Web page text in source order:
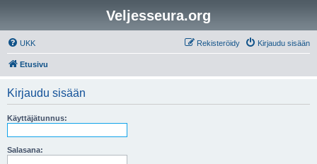
Veljesseura.org
UKK Kirjaudu sisään
Rekisteröidy
Etusivu
Kirjaudu sisään
Käyttäjätunnus:
Salasana: